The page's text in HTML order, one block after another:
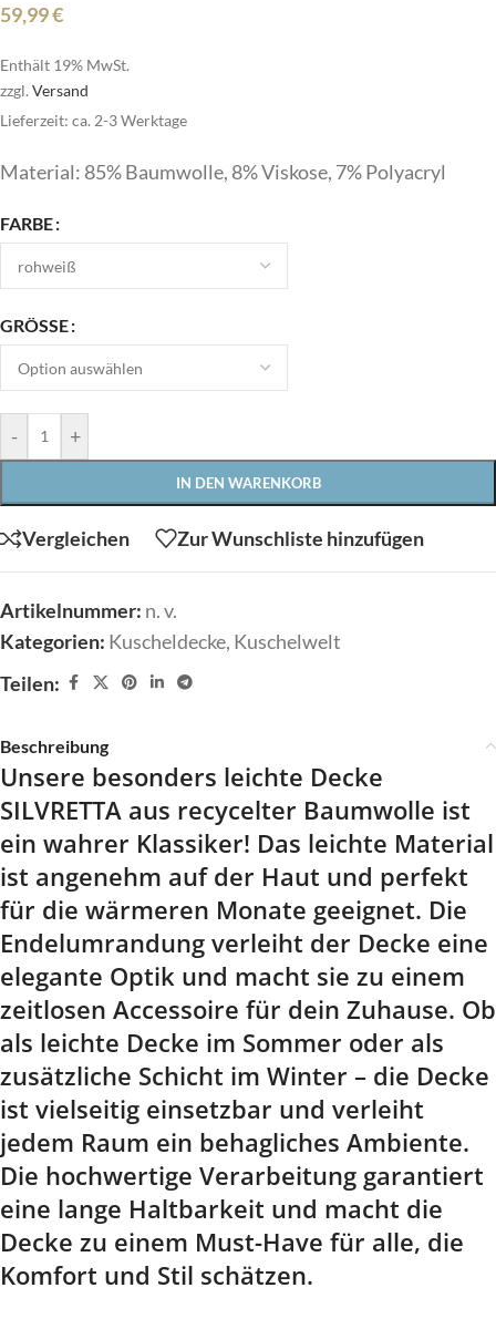
59,99€
Enthält 19% MwSt.
zzgl. Versand
Lieferzeit: ca. 2-3 Werktage
Material: 85% Baumwolle, 8% Viskose, 7% Polyacryl
FARBE
GRÖSSE
- +
IN DEN WARENKORB
Vergleichen Zur Wunschliste hinzufügen
Artikelnummer: n. v.
Kategorien: Kuscheldecke, Kuschelwelt
Teilen:
Beschreibung
Unsere besonders leichte Decke
SILVRETTA aus recycelter Baumwolle ist
ein wahrer Klassiker! Das leichte Material
ist angenehm auf der Haut und perfekt
für die wärmeren Monate geeignet. Die
Endelumrandung verleiht der Decke eine
elegante Optik und macht sie zu einem
zeitlosen Accessoire für dein Zuhause. Ob
als leichte Decke im Sommer oder als
zusätzliche Schicht im Winter – die Decke
ist vielseitig einsetzbar und verleiht
jedem Raum ein behagliches Ambiente.
Die hochwertige Verarbeitung garantiert
eine lange Haltbarkeit und macht die
Decke zu einem Must-Have für alle, die
Komfort und Stil schätzen.